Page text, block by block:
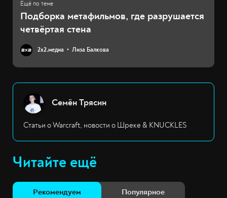
Подборка метафильмов, где разрушается
четвёртая стена
2х2.медиа Лиза Балкова
Семён Трясин
Статьи о Warcraft, новости о Шреке & KNUCKLES
Читайте ещё
Рекомендуем Популярное